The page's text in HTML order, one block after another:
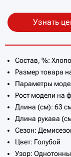
Узнать
Состав, %:
Размер товара
Параметры
Рост модели на
Длина (см): 63
Длина рукава
Сезон:
Цвет: Голубой
Узор: